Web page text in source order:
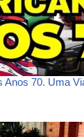
Anos 70. Uma